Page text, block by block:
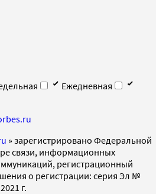
Ежедневная
» зарегистрировано Федеральной
связи, информационных
регистрационный
о регистрации: серия Эл №
г.